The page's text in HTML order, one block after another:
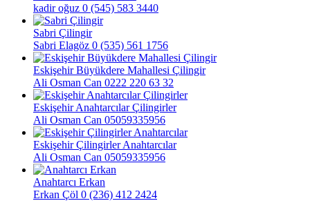
kadir oğuz 0 (545) 583 3440
Sabri Çilingir
Sabri Elagöz 0 (535) 561 1756
Eskişehir Büyükdere Mahallesi Çilingir
Ali Osman Can 0222 220 63 32
Eskişehir Anahtarcılar Çilingirler
Ali Osman Can 05059335956
Eskişehir Çilingirler Anahtarcılar
Ali Osman Can 05059335956
Anahtarcı Erkan
Erkan Çöl 0 (236) 412 2424